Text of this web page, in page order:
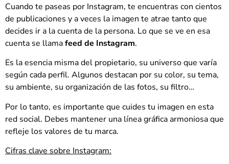
Cuando te paseas por Instagram, te encuentras con cientos
de publicaciones y a veces la imagen te atrae tanto que
decides ir a la cuenta de la persona. Lo que se ve en esa
cuenta se llamafeed de Instagram.
Es la esencia misma del propietario, su universo que varía
según cada perfil. Algunos destacan por su color, su tema,
su ambiente, su organización de las fotos, su filtro…
Por lo tanto, es importante que cuides tu imagen en esta
red social. Debes mantener una línea gráfica armoniosa que
refleje los valores de tu marca.
Cifras clave sobre Instagram: